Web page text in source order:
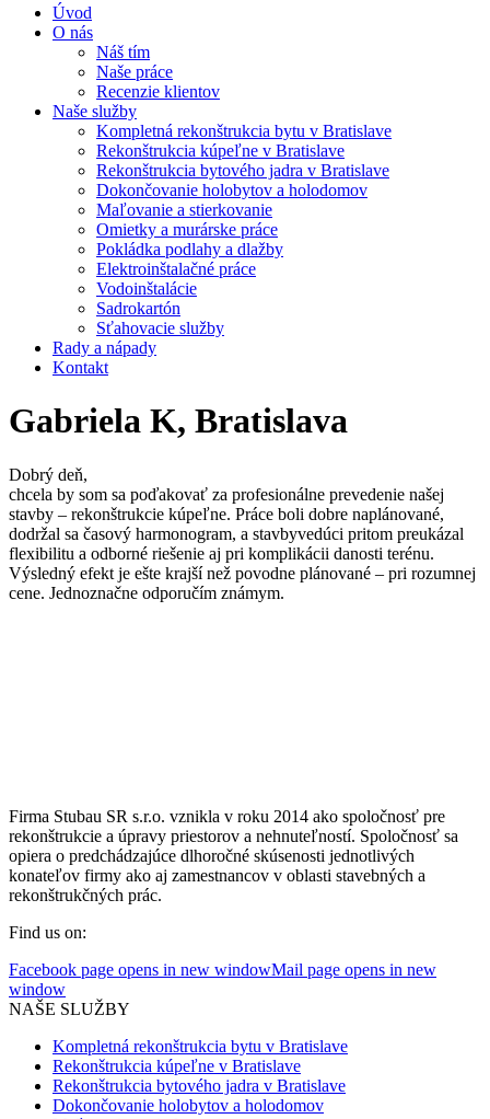
Úvod
O nás
Náš tím
Naše práce
Recenzie klientov
Naše služby
Kompletná rekonštrukcia bytu v Bratislave
Rekonštrukcia kúpeľne v Bratislave
Rekonštrukcia bytového jadra v Bratislave
Dokončovanie holobytov a holodomov
Maľovanie a stierkovanie
Omietky a murárske práce
Pokládka podlahy a dlažby
Elektroinštalačné práce
Vodoinštalácie
Sadrokartón
Sťahovacie služby
Rady a nápady
Kontakt
Gabriela K, Bratislava
Dobrý deň,
chcela by som sa poďakovať za profesionálne prevedenie našej
stavby – rekonštrukcie kúpeľne. Práce boli dobre naplánované,
dodržal sa časový harmonogram, a stavbyvedúci pritom preukázal
flexibilitu a odborné riešenie aj pri komplikácii danosti terénu.
Výsledný efekt je ešte krajší než povodne plánované – pri rozumnej
cene. Jednoznačne odporučím známym.
Firma Stubau SR s.r.o. vznikla v roku 2014 ako spoločnosť pre
rekonštrukcie a úpravy priestorov a nehnuteľností. Spoločnosť sa
opiera o predchádzajúce dlhoročné skúsenosti jednotlivých
konateľov firmy ako aj zamestnancov v oblasti stavebných a
rekonštrukčných prác.
Find us on:
Facebook page opens in new windowMail page opens in new
window
NAŠE SLUŽBY
Kompletná rekonštrukcia bytu v Bratislave
Rekonštrukcia kúpeľne v Bratislave
Rekonštrukcia bytového jadra v Bratislave
Dokončovanie holobytov a holodomov